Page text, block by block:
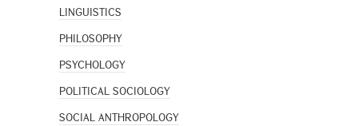
LINGUISTICS
PHILOSOPHY
PSYCHOLOGY
POLITICAL SOCIOLOGY
SOCIAL ANTHROPOLOGY